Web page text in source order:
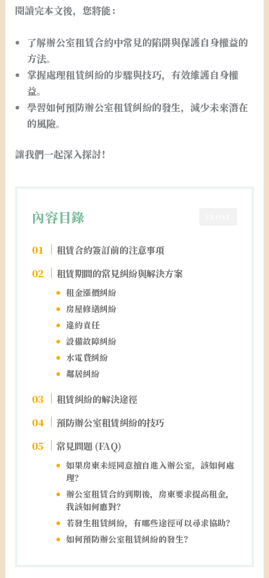
閱讀完本文後，您將能：
了解辦公室租賃合約中常見的陷阱與保護自身權益的
方法。
掌握處理租賃糾紛的步驟與技巧，有效維護自身權
益。
學習如何預防辦公室租賃糾紛的發生，減少未來潛在
的風險。
讓我們一起深入探討！
內容目錄
租賃合約簽訂前的注意事項
租賃期間的常見糾紛與解決方案
租金漲價糾紛
房屋修繕糾紛
違約責任
設備故障糾紛
水電費糾紛
鄰居糾紛
租賃糾紛的解決途徑
預防辦公室租賃糾紛的技巧
常見問題 (FAQ)
如果房東未經同意擅自進入辦公室，該如何處
理？
辦公室租賃合約到期後，房東要求提高租金，
我該如何應對？
若發生租賃糾紛，有哪些途徑可以尋求協助？
如何預防辦公室租賃糾紛的發生？